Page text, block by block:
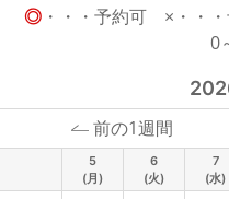
◎ ・・・予約可 ×・・
0
前の1週間
5
(月)
6
(火)
7
(水)